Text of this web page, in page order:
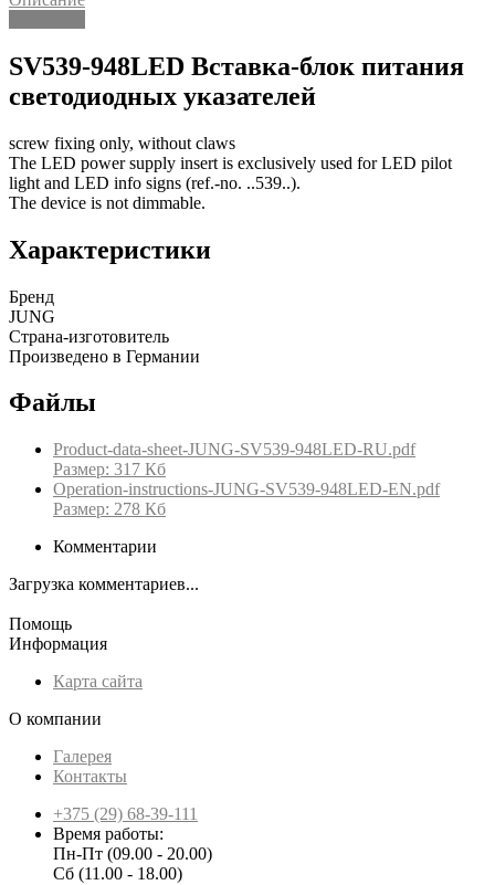
SV539-948LED Вставка-блок питания
светодиодных указателей
screw fixing only, without claws
The LED power supply insert is exclusively used for LED pilot
light and LED info signs (ref.-no. ..539..).
The device is not dimmable.
Характеристики
Бренд
JUNG
Страна-изготовитель
Произведено в Германии
Файлы
Product-data-sheet-JUNG-SV539-948LED-RU.pdf
Размер: 317 Кб
Operation-instructions-JUNG-SV539-948LED-EN.pdf
Размер: 278 Кб
Комментарии
Загрузка комментариев...
Помощь
Информация
Карта сайта
О компании
Галерея
Контакты
+375 (29) 68-39-111
Время работы:
Пн-Пт (09.00 - 20.00)
Сб (11.00 - 18.00)